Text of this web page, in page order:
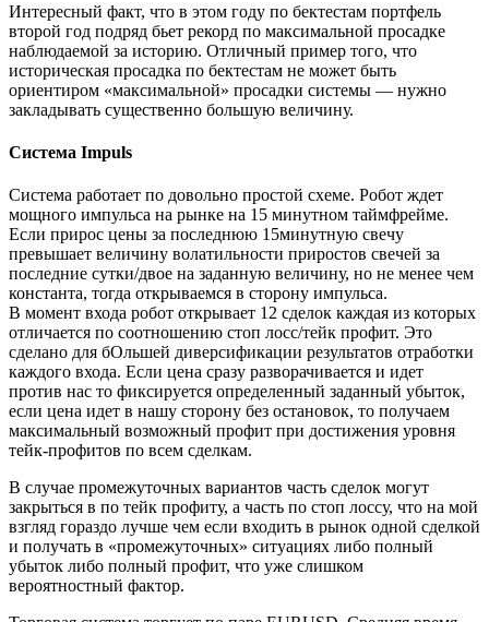
Интересный факт, что в этом году по бектестам портфель
второй год подряд бьет рекорд по максимальной просадке
наблюдаемой за историю. Отличный пример того, что
историческая просадка по бектестам не может быть
ориентиром «максимальной» просадки системы — нужно
закладывать существенно большую величину.
Система Impuls
Система работает по довольно простой схеме. Робот ждет
мощного импульса на рынке на 15 минутном таймфрейме.
Если прирос цены за последнюю 15минутную свечу
превышает величину волатильности приростов свечей за
последние сутки/двое на заданную величину, но не менее чем
константа, тогда открываемся в сторону импульса.
В момент входа робот открывает 12 сделок каждая из которых
отличается по соотношению стоп лосс/тейк профит. Это
сделано для бОльшей диверсификации результатов отработки
каждого входа. Если цена сразу разворачивается и идет
против нас то фиксируется определенный заданный убыток,
если цена идет в нашу сторону без остановок, то получаем
максимальный возможный профит при достижения уровня
тейк-профитов по всем сделкам.
В случае промежуточных вариантов часть сделок могут
закрыться в по тейк профиту, а часть по стоп лоссу, что на мой
взгляд гораздо лучше чем если входить в рынок одной сделкой
и получать в «промежуточных» ситуациях либо полный
убыток либо полный профит, что уже слишком
вероятностный фактор.